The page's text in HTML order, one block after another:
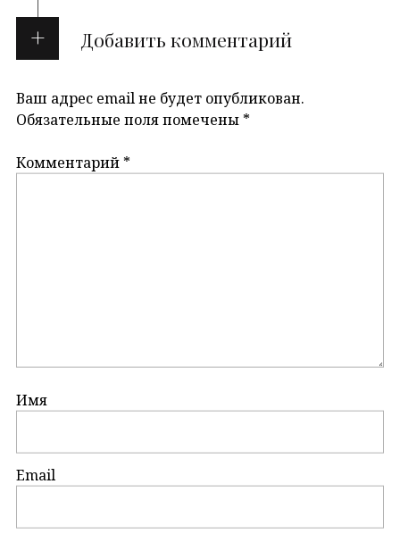
Добавить комментарий
Ваш адрес email не будет опубликован.
Обязательные поля помечены *
Комментарий *
Имя
Email